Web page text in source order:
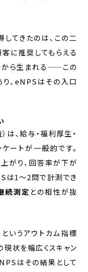
てきたのは、この二
に推奨してもらえる
から生まれる——この
、eNPSはその入口
、給与・福利厚生・
ートが一般的です。
がり、回答率が下が
は1〜2問で計測でき
続測定 との相性が抜
いうアウトカム指標
状を幅広くスキャン
はその結果として